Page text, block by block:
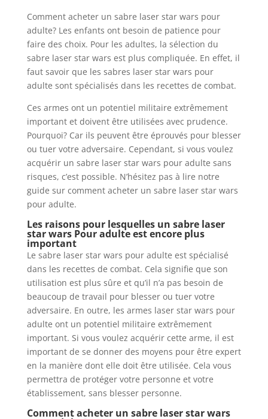
Comment acheter un sabre laser star wars pour
adulte? Les enfants ont besoin de patience pour
faire des choix. Pour les adultes, la sélection du
sabre laser star wars est plus compliquée. En effet, il
faut savoir que les sabres laser star wars pour
adulte sont spécialisés dans les recettes de combat.
Ces armes ont un potentiel militaire extrêmement
important et doivent être utilisées avec prudence.
Pourquoi? Car ils peuvent être éprouvés pour blesser
ou tuer votre adversaire. Cependant, si vous voulez
acquérir un sabre laser star wars pour adulte sans
risques, c’est possible. N’hésitez pas à lire notre
guide sur comment acheter un sabre laser star wars
pour adulte.
Les raisons pour lesquelles un sabre laser
star wars Pour adulte est encore plus
important
Le sabre laser star wars pour adulte est spécialisé
dans les recettes de combat. Cela signifie que son
utilisation est plus sûre et qu’il n’a pas besoin de
beaucoup de travail pour blesser ou tuer votre
adversaire. En outre, les armes laser star wars pour
adulte ont un potentiel militaire extrêmement
important. Si vous voulez acquérir cette arme, il est
important de se donner des moyens pour être expert
en la manière dont elle doit être utilisée. Cela vous
permettra de protéger votre personne et votre
établissement, sans blesser personne.
Comment acheter un sabre laser star wars